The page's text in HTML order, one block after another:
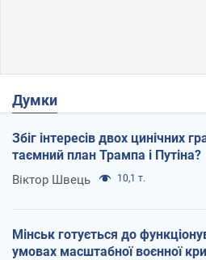
Думки
Збіг інтересів двох цинічних
таємний план Трампа і Путіна?
Віктор Швець 10,1 т.
Мінськ готується до
умовах масштабної воєнної